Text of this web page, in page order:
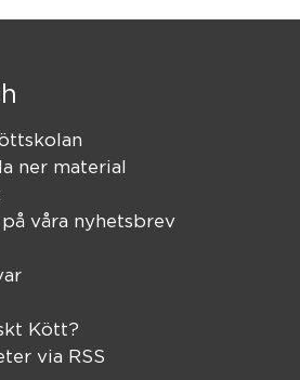
ner material
våra nyhetsbrev
Kött?
via RSS